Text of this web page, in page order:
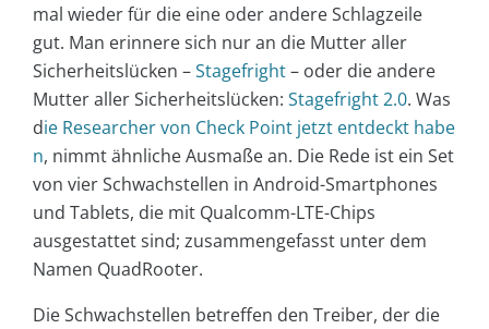
mal wieder für die eine oder andere Schlagzeile
gut. Man erinnere sich nur an die Mutter aller
Sicherheitslücken –Stagefright– oder die andere
Mutter aller Sicherheitslücken: Stagefright 2.0. Was
die Researcher von Check Point jetzt entdeckt habe
n, nimmt ähnliche Ausmaße an. Die Rede ist ein Set
von vier Schwachstellen in Android-Smartphones
und Tablets, die mit Qualcomm-LTE-Chips
ausgestattet sind; zusammengefasst unter dem
Namen QuadRooter.
Die Schwachstellen betreffen den Treiber, der die